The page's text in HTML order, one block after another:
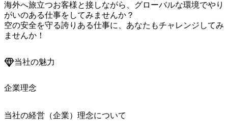
海外へ旅立つお客様と接しながら、グローバルな環境でやり
がいのある仕事をしてみませんか？
空の安全を守る誇りある仕事に、あなたもチャレンジしてみ
ませんか！
当社の魅力
企業理念
当社の経営（企業）理念について